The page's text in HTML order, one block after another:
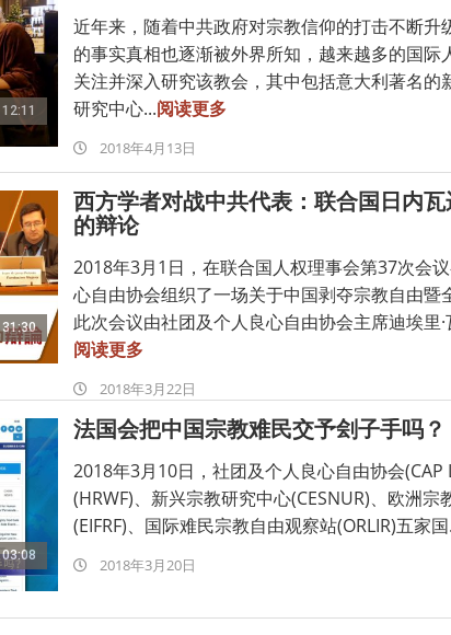
12:11
近年来，随着中共政府对宗教信仰的打击不断升
的事实真相也逐渐被外界所知，越来越多的国际
关注并深入研究该教会，其中包括意大利著名的
研究中心...阅读更多
2018-
04-
13
2018年4月13日
31:30
西方学者对战中共代表：联合国日内
的辩论
2018年3月1日，在联合国人权理事会第37次会
心自由协会组织了一场关于中国剥夺宗教自由暨
此次会议由社团及个人良心自由协会主席迪埃里
阅读更多
2018-
03-
22
2018年3月22日
03:08
法国会把中国宗教难民交予刽子手吗？
2018年3月10日，社团及个人良心自由协会(CAP
(HRWF)、新兴宗教研究中心(CESNUR)、欧洲宗
(EIFRF)、国际难民宗教自由观察站(ORLIR)五家国
2018-
20
2018年3月20日